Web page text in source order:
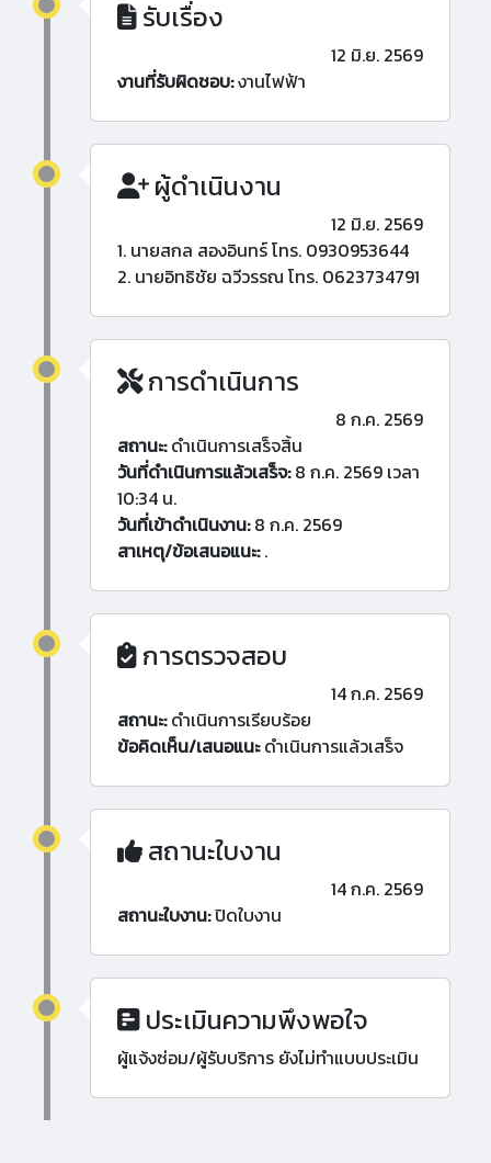
รับเรื่อง
12 มิ.ย. 2569
งานที่รับผิดชอบ:งานไฟฟ้า
ผู้ดำเนินงาน
12 มิ.ย. 2569
1. นายสกล สองอินทร์ โทร. 0930953644
2. นายอิทธิชัย ฉวีวรรณ โทร. 0623734791
การดำเนินการ
8 ก.ค. 2569
สถานะ:ดำเนินการเสร็จสิ้น
วันที่ดำเนินการแล้วเสร็จ:8 ก.ค. 2569 เวลา
10:34 น.
วันที่เข้าดำเนินงาน:8 ก.ค. 2569
สาเหตุ/ข้อเสนอแนะ:.
การตรวจสอบ
14 ก.ค. 2569
สถานะ:ดำเนินการเรียบร้อย
ข้อคิดเห็น/เสนอแนะดำเนินการแล้วเสร็จ
สถานะใบงาน
14 ก.ค. 2569
สถานะใบงาน:ปิดใบงาน
ประเมินความพึงพอใจ
ผู้แจ้งซ่อม/ผู้รับบริการ ยังไม่ทำแบบประเมิน